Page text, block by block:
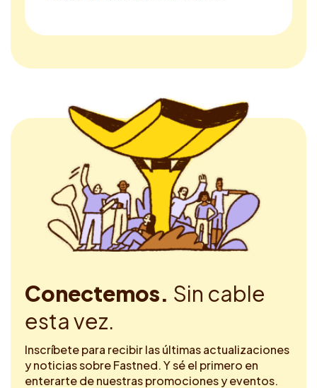
Conectemos. Sin cable
esta vez.
Inscríbete para recibir las últimas actualizaciones
y noticias sobre Fastned. Y sé el primero en
enterarte de nuestras promociones y eventos.